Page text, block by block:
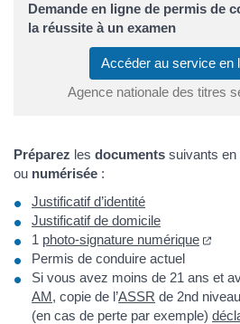
Demande en ligne de permis de
la réussite à un examen
Accéder au service
Agence nationale des titres
Préparez les documents suivants en
ou numérisée :
Justificatif d’identité
Justificatif de domicile
1 photo-signature numérique
Permis de conduire actuel
Si vous avez moins de 21 ans et
AM, copie de l’ASSR de 2nd
(en cas de perte par exemple)